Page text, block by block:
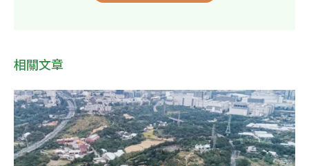
相關文章